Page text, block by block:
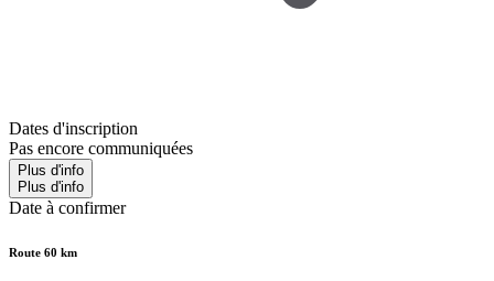
Dates d'inscription
Pas encore communiquées
Plus d'info
Plus d'info
Date à confirmer
Route 60 km